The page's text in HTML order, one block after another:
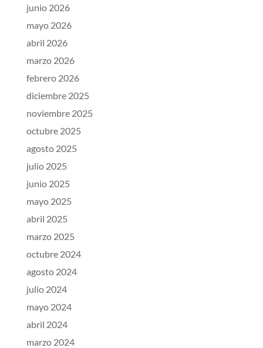
junio 2026
mayo 2026
abril 2026
marzo 2026
febrero 2026
diciembre 2025
noviembre 2025
octubre 2025
agosto 2025
julio 2025
junio 2025
mayo 2025
abril 2025
marzo 2025
octubre 2024
agosto 2024
julio 2024
mayo 2024
abril 2024
marzo 2024